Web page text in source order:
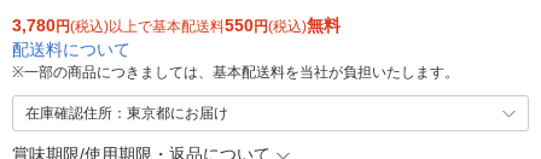
3,780円(税込)以上で基本配送料550円(税込)無料
配送料について
※一部の商品につきましては、基本配送料を当社が負担いたします。
在庫確認住所：東京都にお届け
賞味期限/使用期限・返品について